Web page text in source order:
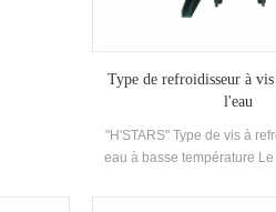
Type de refroidisseur à
l'eau
"H'STARS" Type de vis à
eau à basse température
l'industrie refroidissement.